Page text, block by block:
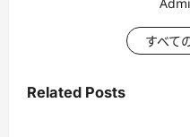
すべて
Related Posts